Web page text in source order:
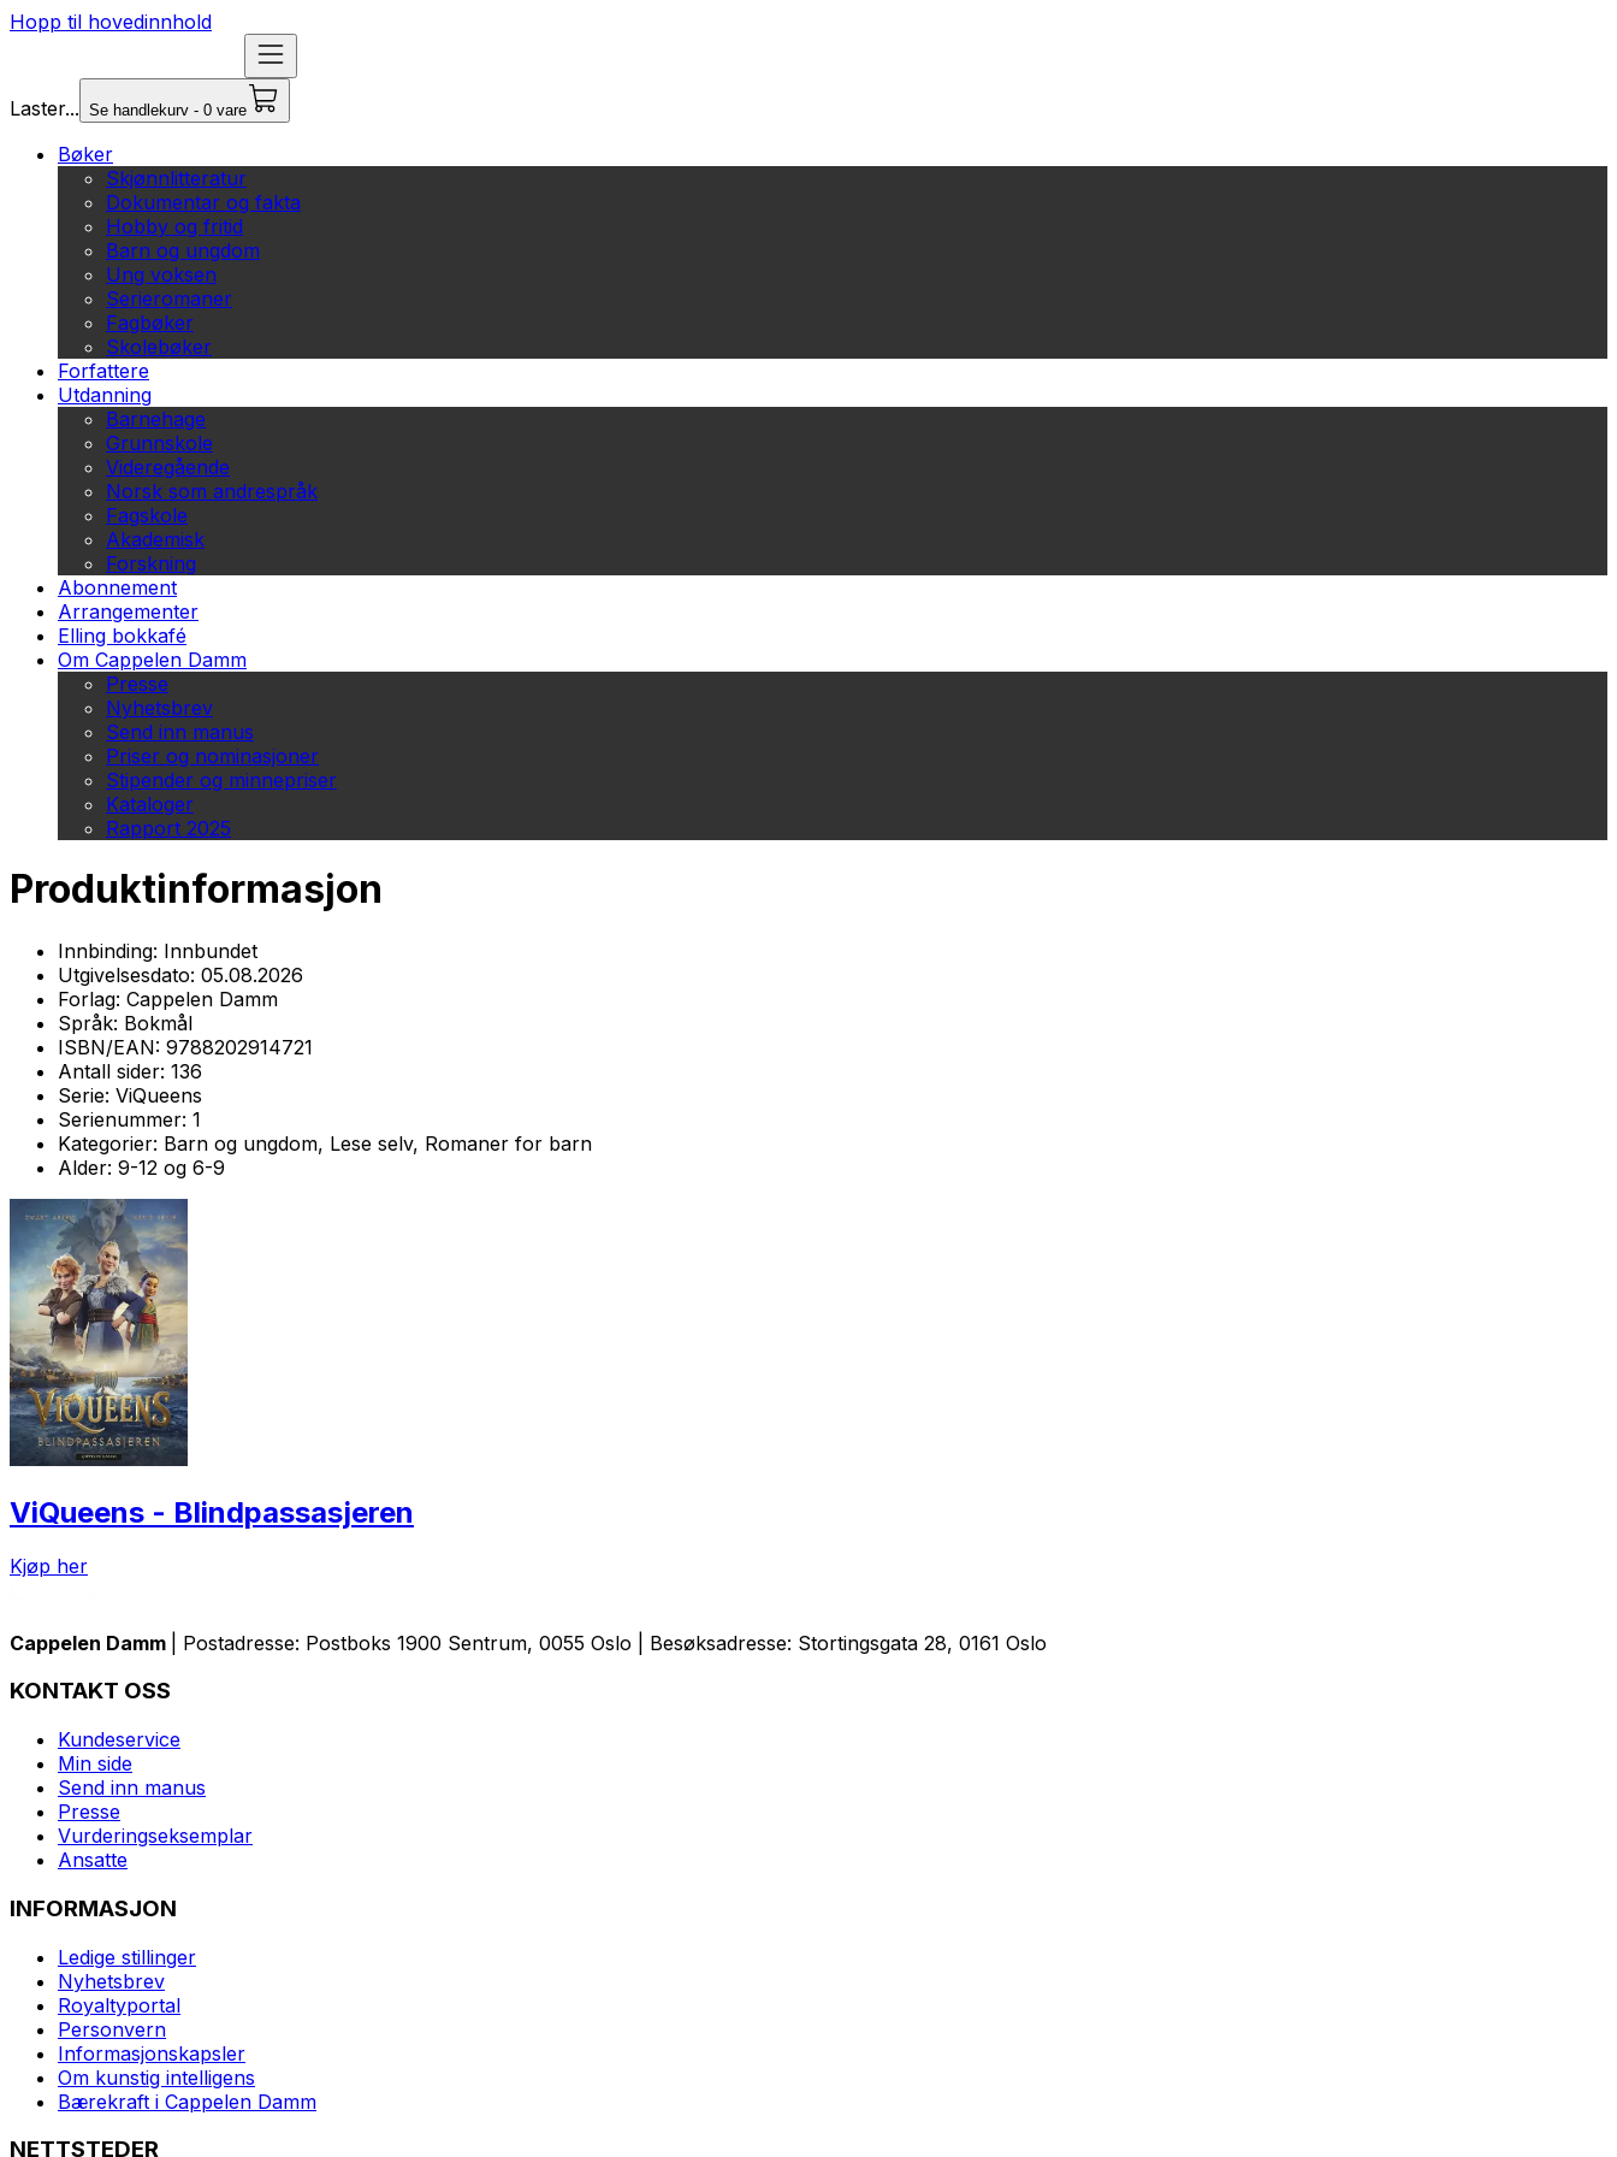
Hopp til hovedinnhold
Laster... Se handlekurv - 0 vare
Bøker
Skjønnlitteratur
Dokumentar og fakta
Hobby og fritid
Barn og ungdom
Ung voksen
Serieromaner
Fagbøker
Skolebøker
Forfattere
Utdanning
Barnehage
Grunnskole
Videregående
Norsk som andrespråk
Fagskole
Akademisk
Forskning
Abonnement
Arrangementer
Elling bokkafé
Om Cappelen Damm
Presse
Nyhetsbrev
Send inn manus
Priser og nominasjoner
Stipender og minnepriser
Kataloger
Rapport 2025
Produktinformasjon
Innbinding: Innbundet
Utgivelsesdato: 05.08.2026
Forlag: Cappelen Damm
Språk: Bokmål
ISBN/EAN: 9788202914721
Antall sider: 136
Serie: ViQueens
Serienummer: 1
Kategorier: Barn og ungdom, Lese selv, Romaner for barn
Alder: 9-12 og 6-9
ViQueens - Blindpassasjeren
Kjøp her
Cappelen Damm | Postadresse: Postboks 1900 Sentrum, 0055 Oslo | Besøksadresse: Stortingsgata 28, 0161 Oslo
KONTAKT OSS
Kundeservice
Min side
Send inn manus
Presse
Vurderingseksemplar
Ansatte
INFORMASJON
Ledige stillinger
Nyhetsbrev
Royaltyportal
Personvern
Informasjonskapsler
Om kunstig intelligens
Bærekraft i Cappelen Damm
NETTSTEDER